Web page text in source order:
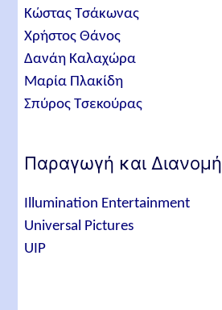
Κώστας Τσάκωνας
Χρήστος Θάνος
Δανάη Καλαχώρα
Μαρία Πλακίδη
Σπύρος Τσεκούρας
Παραγωγή και Διανομή
Illumination Entertainment
Universal Pictures
UIP